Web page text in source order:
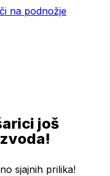
na podnožje
još
sjajnih prilika!